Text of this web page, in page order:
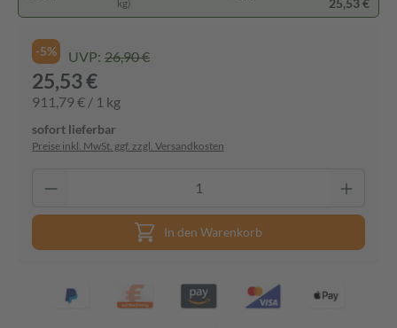
kg)
25,53 €
-5% UVP: 26,90 €
25,53 €
911,79 € / 1 kg
sofort lieferbar
Preise inkl. MwSt. ggf. zzgl. Versandkosten
In den Warenkorb